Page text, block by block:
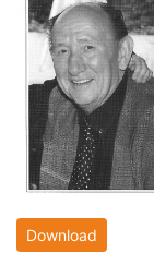
Download